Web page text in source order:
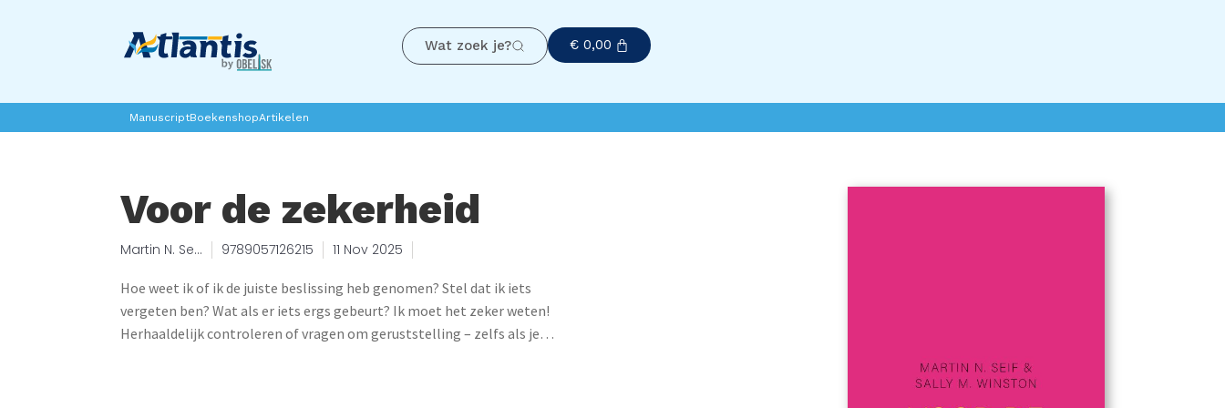
Wat zoek je? €0,00
ManuscriptBoekenshopArtikelen
Voor de zekerheid
Martin N. Seif
Winston
9789057126215 11 Nov 2025
Hoe weet ik of ik de juiste beslissing heb genomen? Stel dat ik iets
vergeten ben? Wat als er iets ergs gebeurt? Ik moet het zeker weten!
Herhaaldelijk controleren of vragen om geruststelling – zelfs als je